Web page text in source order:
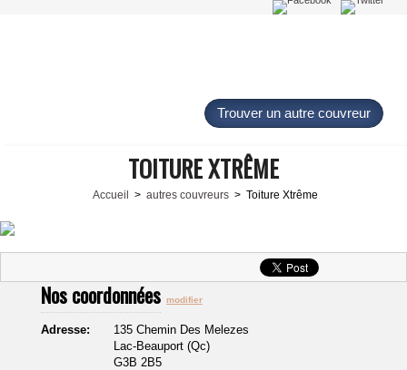
Trouver un autre couvreur
TOITURE XTRÊME
Accueil > autres couvreurs > Toiture Xtrême
Nos coordonnées modifier
Adresse:
135 Chemin Des Melezes
Lac-Beauport (Qc)
G3B 2B5